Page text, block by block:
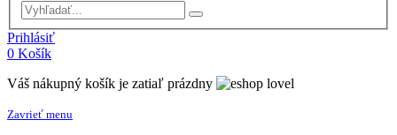
Prihlásiť
0 Košík
Váš nákupný košík je zatiaľ prázdny
Zavrieť menu